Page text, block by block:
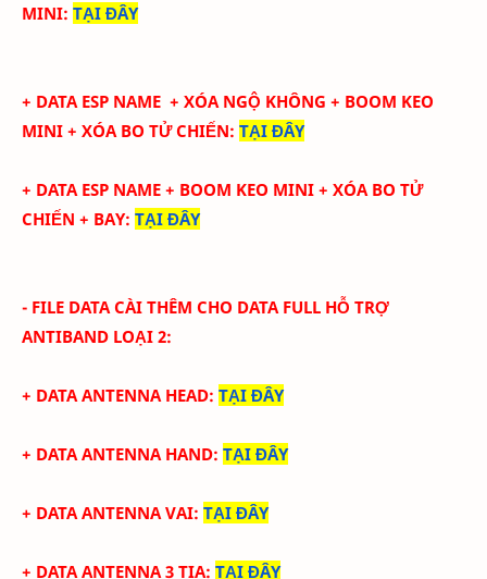
MINI: TẠI ĐÂY
+ DATA ESP NAME + XÓA NGỘ KHÔNG + BOOM KEO
MINI + XÓA BO TỬ CHIẾN: TẠI ĐÂY
+ DATA ESP NAME + BOOM KEO MINI + XÓA BO TỬ
CHIẾN + BAY: TẠI ĐÂY
- FILE DATA CÀI THÊM CHO DATA FULL HỖ TRỢ
ANTIBAND LOẠI 2:
+ DATA ANTENNA HEAD: TẠI ĐÂY
+ DATA ANTENNA HAND: TẠI ĐÂY
+ DATA ANTENNA VAI: TẠI ĐÂY
+ DATA ANTENNA 3 TIA: TẠI ĐÂY